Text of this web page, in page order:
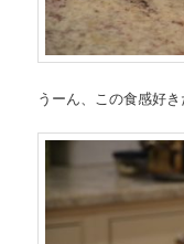
うーん、この食感好